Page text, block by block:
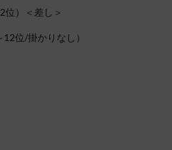
位）＜差し＞
位/掛かりなし）